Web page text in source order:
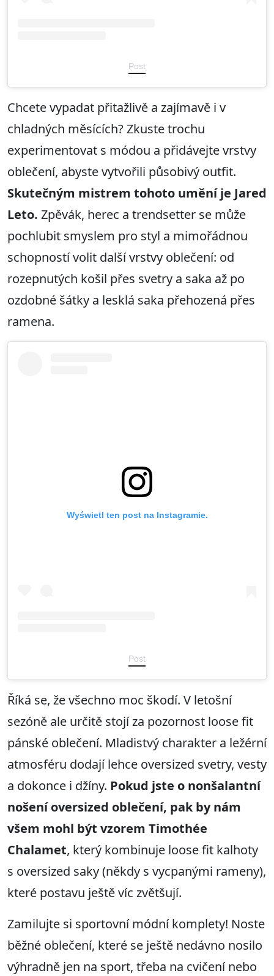
Post
Chcete vypadat přitažlivě a zajímavě i v
chladných měsících? Zkuste trochu
experimentovat s módou a přidávejte vrstvy
oblečení, abyste vytvořili působivý outfit.
Skutečným mistrem tohoto umění je Jared
Leto. Zpěvák, herec a trendsetter se může
pochlubit smyslem pro styl a mimořádnou
schopností volit další vrstvy oblečení: od
rozepnutých košil přes svetry a saka až po
ozdobné šátky a lesklá saka přehozená přes
ramena.
Wyświetl ten post na Instagramie.
Post
Říká se, že všechno moc škodí. V letošní
sezóně ale určitě stojí za pozornost loose fit
pánské oblečení. Mladistvý charakter a ležérní
atmosféru dodají lehce oversized svetry, vesty
a dokonce i džíny. Pokud jste o nonšalantní
nošení oversized oblečení, pak by nám
všem mohl být vzorem Timothée
Chalamet, který kombinuje loose fit kalhoty
s oversized saky (někdy s vycpanými rameny),
které postavu ještě víc zvětšují.
Zamilujte si sportovní módní komplety! Noste
běžné oblečení, které se ještě nedávno nosilo
výhradně jen na sport, třeba na cvičení nebo